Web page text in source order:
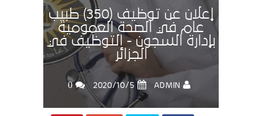
إعلان عن توظيف (350) طبيب
عام في الصحة العمومية
بإدارة السجون - التوظيف في
الجزائر
ADMIN
5‏/10‏/2020
0